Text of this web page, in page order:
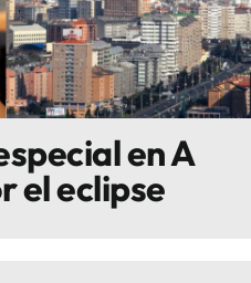
en A
el eclipse